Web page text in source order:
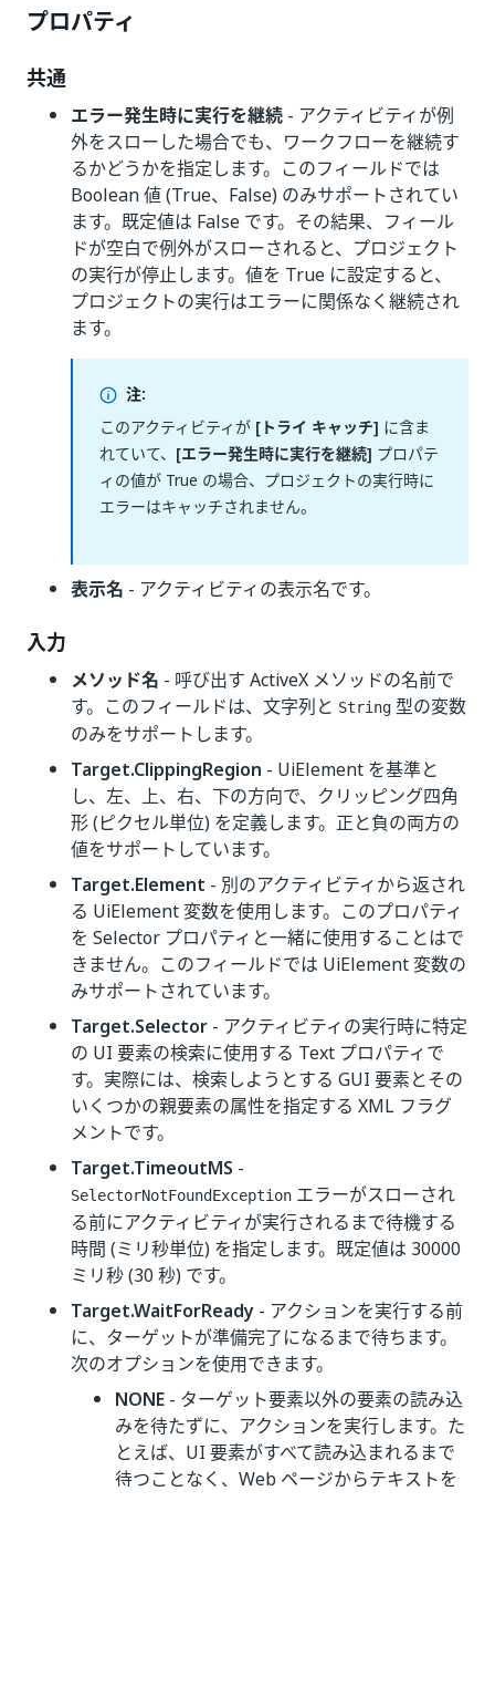
プロパティ
共通
エラー発生時に実行を継続 - アクティビティが例
外をスローした場合でも、ワークフローを継続す
るかどうかを指定します。このフィールドでは
Boolean 値 (True、False) のみサポートされてい
ます。既定値は False です。その結果、フィール
ドが空白で例外がスローされると、プロジェクト
の実行が停止します。値を True に設定すると、
プロジェクトの実行はエラーに関係なく継続され
ます。
注:
このアクティビティが [トライ キャッチ] に含ま
れていて、 [エラー発生時に実行を継続] プロパテ
ィの値が True の場合、プロジェクトの実行時に
エラーはキャッチされません。
表示名 - アクティビティの表示名です。
入力
メソッド名 - 呼び出す ActiveX メソッドの名前で
す。このフィールドは、文字列と String 型の変数
のみをサポートします。
Target.ClippingRegion - UiElement を基準と
し、左、上、右、下の方向で、クリッピング四角
形 (ピクセル単位) を定義します。正と負の両方の
値をサポートしています。
Target.Element - 別のアクティビティから返され
る UiElement 変数を使用します。このプロパティ
を Selector プロパティと一緒に使用することはで
きません。このフィールドでは UiElement 変数の
みサポートされています。
Target.Selector - アクティビティの実行時に特定
の UI 要素の検索に使用する Text プロパティで
す。実際には、検索しようとする GUI 要素とその
いくつかの親要素の属性を指定する XML フラグ
メントです。
Target.TimeoutMS -
SelectorNotFoundException エラーがスローされ
る前にアクティビティが実行されるまで待機する
時間 (ミリ秒単位) を指定します。既定値は 30000
ミリ秒 (30 秒) です。
Target.WaitForReady - アクションを実行する前
に、ターゲットが準備完了になるまで待ちます。
次のオプションを使用できます。
NONE - ターゲット要素以外の要素の読み込
みを待たずに、アクションを実行します。た
とえば、UI 要素がすべて読み込まれるまで
待つことなく、Web ページからテキストを